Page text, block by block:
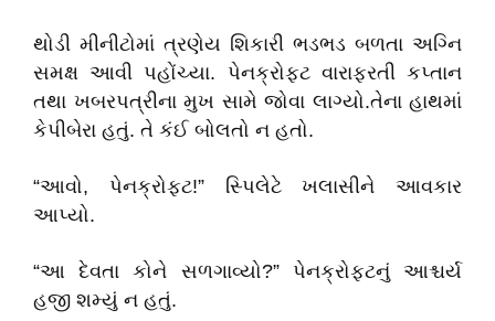
થોડી મીનીટોમાં ત્રણેય શિકારી ભડભડ બળતા અગ્નિ
સમક્ષ આવી પહોંચ્યા. પેનક્રોફટ વારાફરતી કપ્તાન
તથા ખબરપત્રીના મુખ સામે જોવા લાગ્યો.તેના હાથમાં
કેપીબેરા હતું. તે કંઈ બોલતો ન હતો.
“આવો, પેનક્રોફટ!” સ્પિલેટે ખલાસીને આવકાર
આપ્યો.
“આ દેવતા કોને સળગાવ્યો?” પેનક્રોફટનું આશ્ચર્ય
હજી શમ્યું ન હતું.